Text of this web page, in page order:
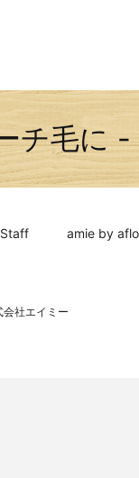
Staff amie by
チ毛に -
社エイミー